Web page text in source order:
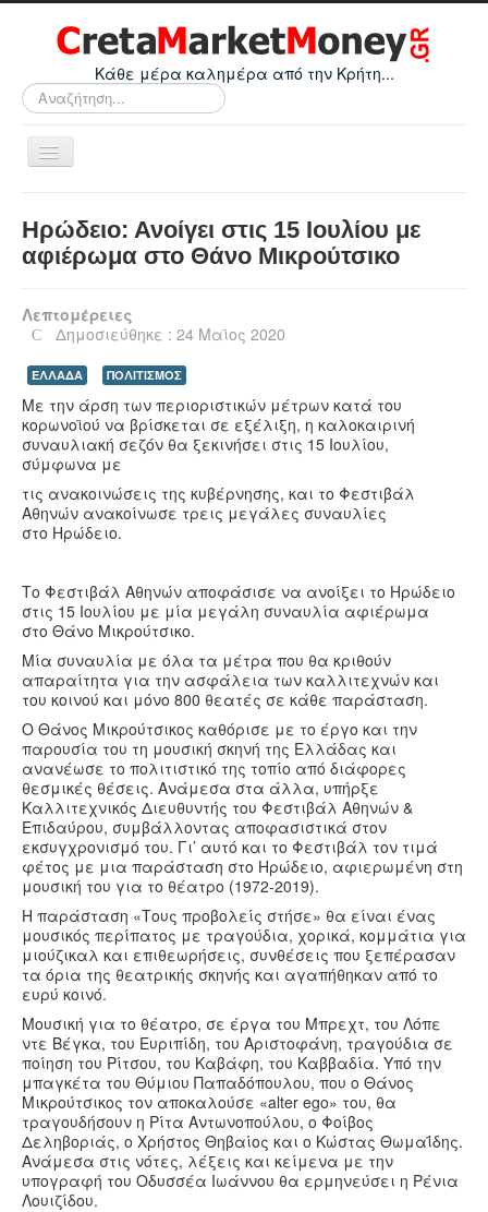
Κάθε μέρα καλημέρα από την Κρήτη...
Αναζήτηση...
Εναλλαγή
πλοήγησης
Οικονομικά
Ελλάδα
Κόσμος
Απόψεις
Τεχνολογία
Υγεία
Πολιτισμός
Βίντεο
Συνταγές
Ηρώδειο: Ανοίγει στις 15 Ιουλίου με
αφιέρωμα στο Θάνο Μικρούτσικο
Λεπτομέρειες
Δημοσιεύθηκε : 24 Μαϊος 2020
ΕΛΛΑΔΑ ΠΟΛΙΤΙΣΜΟΣ
Με την άρση των περιοριστικών μέτρων κατά του
κορωνοϊού να βρίσκεται σε εξέλιξη, η καλοκαιρινή
συναυλιακή σεζόν θα ξεκινήσει στις 15 Ιουλίου,
σύμφωνα με
τις ανακοινώσεις της κυβέρνησης, και το Φεστιβάλ
Αθηνών ανακοίνωσε τρεις μεγάλες συναυλίες
στο Ηρώδειο.
Το Φεστιβάλ Αθηνών αποφάσισε να ανοίξει το Ηρώδειο
στις 15 Ιουλίου με μία μεγάλη συναυλία αφιέρωμα
στο Θάνο Μικρούτσικο.
Μία συναυλία με όλα τα μέτρα που θα κριθούν
απαραίτητα για την ασφάλεια των καλλιτεχνών και
του κοινού και μόνο 800 θεατές σε κάθε παράσταση.
Ο Θάνος Μικρούτσικος καθόρισε με το έργο και την
παρουσία του τη μουσική σκηνή της Ελλάδας και
ανανέωσε το πολιτιστικό της τοπίο από διάφορες
θεσμικές θέσεις. Ανάμεσα στα άλλα, υπήρξε
Καλλιτεχνικός Διευθυντής του Φεστιβάλ Αθηνών &
Επιδαύρου, συμβάλλοντας αποφασιστικά στον
εκσυγχρονισμό του. Γι’ αυτό και το Φεστιβάλ τον τιμά
φέτος με μια παράσταση στο Ηρώδειο, αφιερωμένη στη
μουσική του για το θέατρο (1972-2019).
Η παράσταση «Τους προβολείς στήσε» θα είναι ένας
μουσικός περίπατος με τραγούδια, χορικά, κομμάτια για
μιούζικαλ και επιθεωρήσεις, συνθέσεις που ξεπέρασαν
τα όρια της θεατρικής σκηνής και αγαπήθηκαν από το
ευρύ κοινό.
Μουσική για το θέατρο, σε έργα του Μπρεχτ, του Λόπε
ντε Βέγκα, του Ευριπίδη, του Αριστοφάνη, τραγούδια σε
ποίηση του Ρίτσου, του Καβάφη, του Καββαδία. Υπό την
μπαγκέτα του Θύμιου Παπαδόπουλου, που ο Θάνος
Μικρούτσικος τον αποκαλούσε «alter ego» του, θα
τραγουδήσουν η Ρίτα Αντωνοπούλου, ο Φοίβος
Δεληβοριάς, ο Χρήστος Θηβαίος και ο Κώστας Θωμαΐδης.
Ανάμεσα στις νότες, λέξεις και κείμενα με την
υπογραφή του Οδυσσέα Ιωάννου θα ερμηνεύσει η Ρένια
Λουιζίδου.